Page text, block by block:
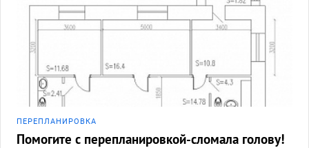
ПЕРЕПЛАНИРОВКА
Помогите с перепланировкой-сломала голову!